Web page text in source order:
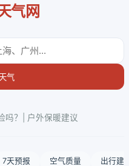
气网
气
吗？| 户外保暖建议
7天预报 空气质量 出行建